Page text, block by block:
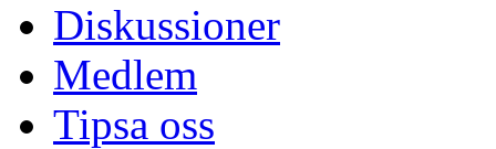
Diskussioner
Medlem
Tipsa oss